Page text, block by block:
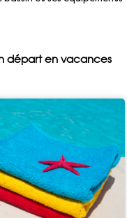
départ en vacances